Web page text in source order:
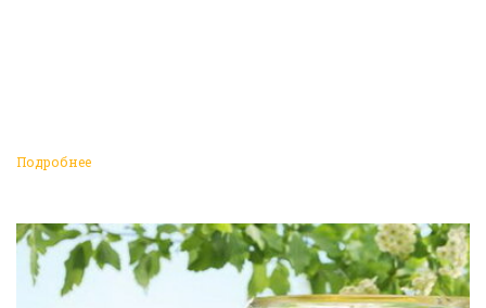
Подробнее